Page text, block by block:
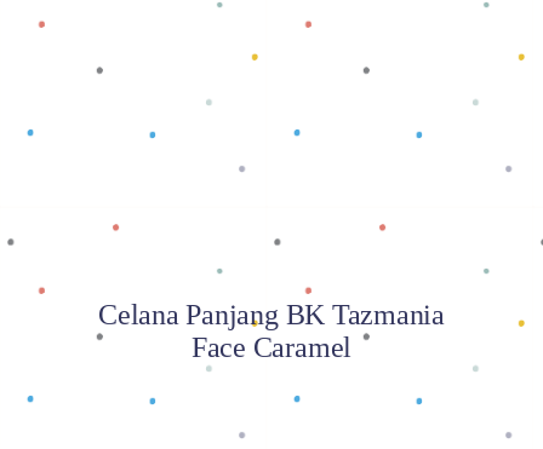
Celana Panjang BK Tazmania
Face Caramel